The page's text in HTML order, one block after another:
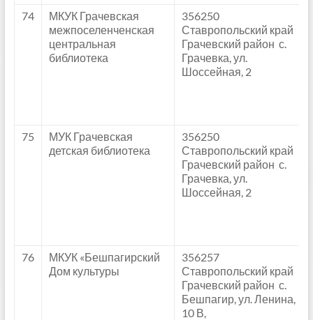
74
МКУК Грачевская
межпоселенченская
центральная
библиотека
356250
Ставропольский край
Грачевский район с.
Грачевка, ул.
Шоссейная, 2
75
МУК Грачевская
детская библиотека
356250
Ставропольский край
Грачевский район с.
Грачевка, ул.
Шоссейная, 2
76
МКУК «Бешпагирский
Дом культуры
356257
Ставропольский край
Грачевский район с.
Бешпагир, ул. Ленина,
10 В,